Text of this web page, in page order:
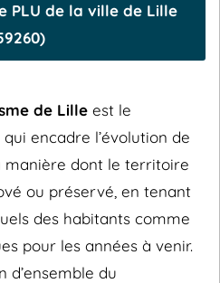
PLU de la ville de Lille
de Lille est le
encadre l’évolution de
manière dont le territoire
ou préservé, en tenant
des habitants comme
pour les années à venir.
d’ensemble du